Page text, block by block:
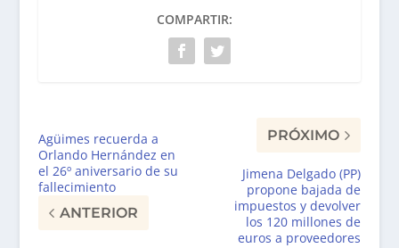
COMPARTIR:
Agüimes recuerda a
Orlando Hernández en
el 26º aniversario de su
fallecimiento
ANTERIOR
PRÓXIMO
Jimena Delgado (PP)
propone bajada de
impuestos y devolver
los 120 millones de
euros a proveedores